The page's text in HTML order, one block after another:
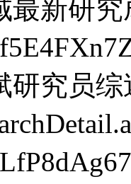
最新研究
研究员